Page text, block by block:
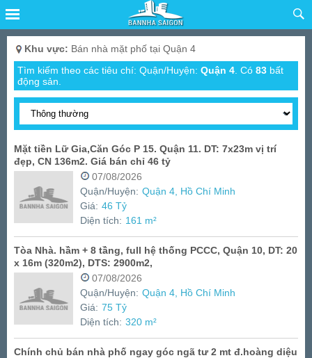
Khu vực: Bán nhà mặt phố tại Quận 4
Tìm kiếm theo các tiêu chí: Quận/Huyện: Quận 4 Có 83 bất
động sản.
Mặt tiền Lữ Gia,Căn Góc P 15. Quận 11. DT: 7x23m vị trí
đẹp, CN 136m2. Giá bán chỉ 46 tỷ
07/08/2026
Quận/Huyện: Quận 4, Hồ Chí Minh
Giá: 46 Tỷ
Diện tích: 161 m²
Tòa Nhà. hầm + 8 tầng, full hệ thống PCCC, Quận 10, DT: 20
x 16m (320m2), DTS: 2900m2,
07/08/2026
Quận/Huyện: Quận 4, Hồ Chí Minh
Giá: 75 Tỷ
Diện tích: 320 m²
Chính chủ bán nhà phố ngay góc ngã tư 2 mt đ.hoàng diệu